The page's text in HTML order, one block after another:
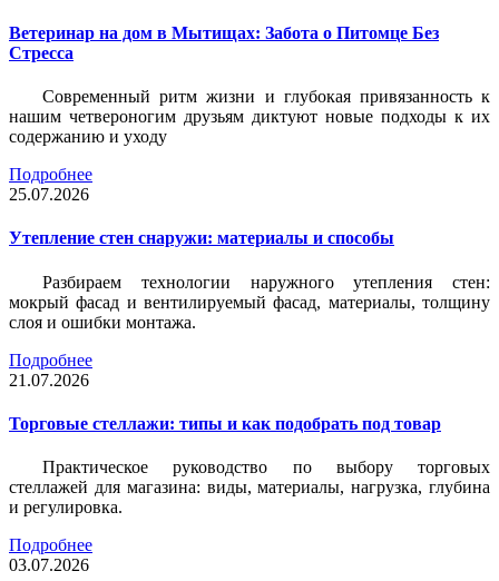
Ветеринар на дом в Мытищах: Забота о Питомце Без
Стресса
Современный ритм жизни и глубокая привязанность к
нашим четвероногим друзьям диктуют новые подходы к их
содержанию и уходу
Подробнее
25.07.2026
Утепление стен снаружи: материалы и способы
Разбираем технологии наружного утепления стен:
мокрый фасад и вентилируемый фасад, материалы, толщину
слоя и ошибки монтажа.
Подробнее
21.07.2026
Торговые стеллажи: типы и как подобрать под товар
Практическое руководство по выбору торговых
стеллажей для магазина: виды, материалы, нагрузка, глубина
и регулировка.
Подробнее
03.07.2026